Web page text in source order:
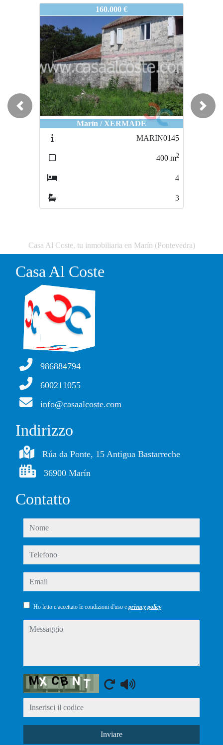
160.000 €
Marín / XERMADE
MARIN0145
MARIN0656 318.000 €
Ponte Caldelas / Ponte_Caldelas
PONTECALDELAS0022
Previous Next
Casa Al Coste, tu inmobiliaria en Marín (Pontevedra)
Casa Al Coste
986884794
600211055
info@casaalcoste.com
Indirizzo
Rúa da Ponte, 15 Antigua Bastarreche
36900 Marín
Contatto
nome
telefono
email
Ho letto e accettato le condizioni d'uso e privacy policy
messaggio
Captcha
Inviare